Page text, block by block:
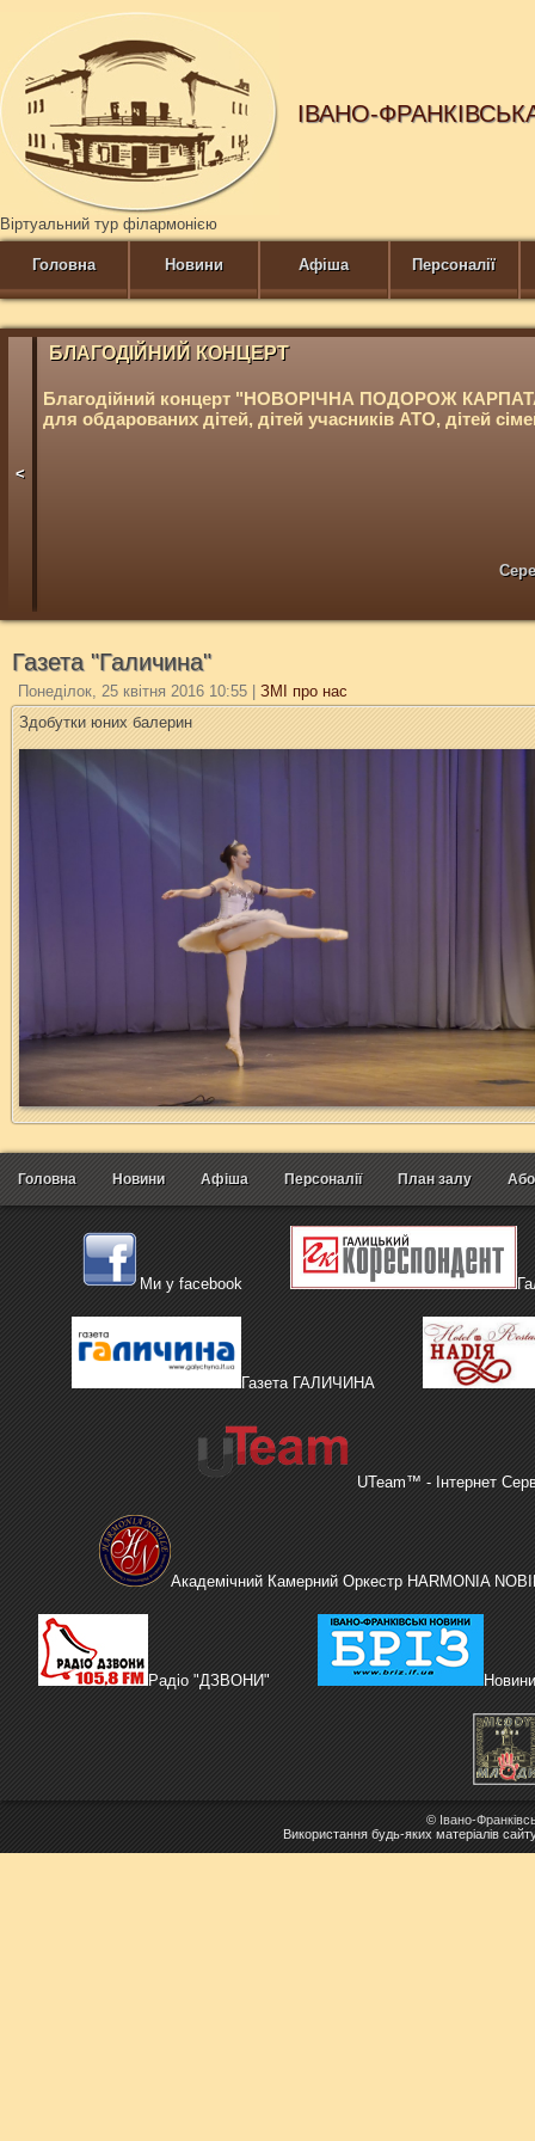
ІВАНО-
Віртуальний тур філармонією
Головна Новини Афіша Персоналії
<
БЛАГОДІЙНИЙ КОНЦЕРТ
Благодійний концерт "НОВОРІЧНА ПОДОРОЖ
для обдарованих дітей, дітей учасників АТО, дітей
Газета "Галичина"
Понеділок, 25 квітня 2016 10:55
ЗМІ про нас
Здобутки юних балерин
Головна Новини Афіша Персоналії План залу
Ми у facebook
Газета ГАЛИЧИНА
UTeam™ - Інтернет
Академічний Камерний Оркестр HARMONIA
Радіо "ДЗВОНИ"
© Івано-
Використання будь-яких матеріалів